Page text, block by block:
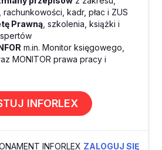
rachunkowości, kadr, płac i ZUS
Prawną , szkolenia, książki i
m.in. Monitor księgowego,
MONITOR prawa pracy i
INFORLEX
INFORLEX ZALOGUJ SIĘ